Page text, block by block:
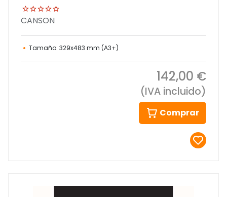
CANSON
Tamaño: 329x483 mm (A3+)
142,00 €
(IVA incluido)
Comprar